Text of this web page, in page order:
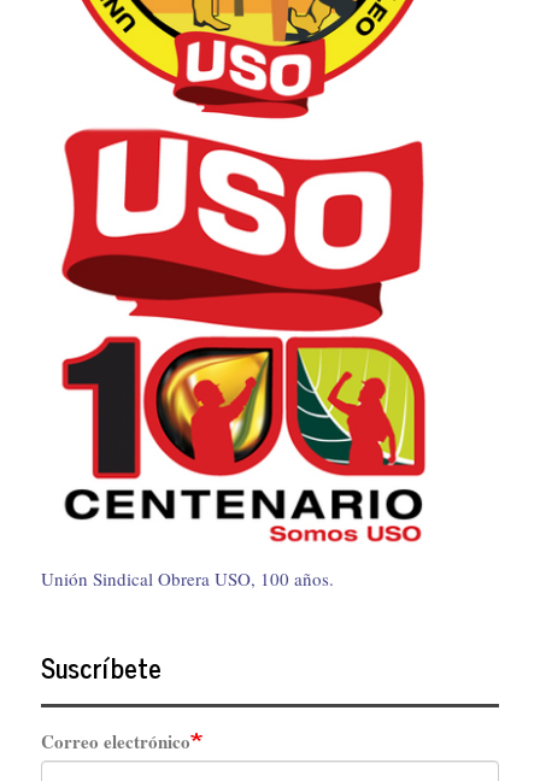
Unión Sindical Obrera USO, 100 años.
Suscríbete
Correo electrónico